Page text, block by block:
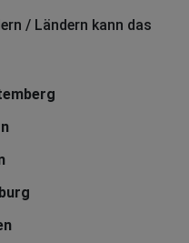
/ Ländern kann das